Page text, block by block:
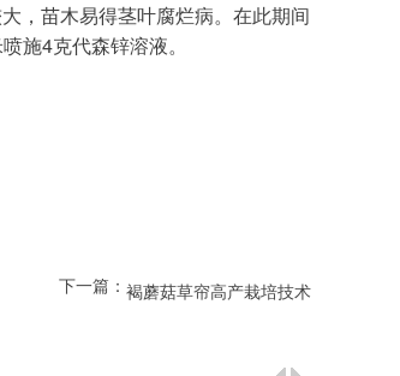
，苗木易得茎叶腐烂病。在此期间
施4克代森锌溶液。
下一篇： 褐蘑菇草帘高产栽培技术